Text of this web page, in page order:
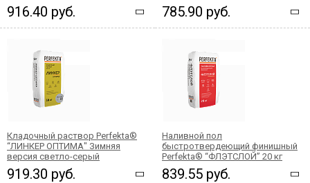
916.40 руб. 785.90 руб.
Кладочный раствор Perfekta®
“ЛИНКЕР ОПТИМА" Зимняя
версия светло-серый
919.30 руб.
Наливной пол
быстротвердеющий финишный
Perfekta® “ФЛЭТСЛОЙ” 20 кг
839.55 руб.